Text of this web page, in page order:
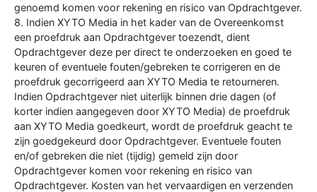
genoemd komen voor rekening en risico van Opdrachtgever.
8. Indien XYTO Media in het kader van de Overeenkomst
een proefdruk aan Opdrachtgever toezendt, dient
Opdrachtgever deze per direct te onderzoeken en goed te
keuren of eventuele fouten/gebreken te corrigeren en de
proefdruk gecorrigeerd aan XYTO Media te retourneren.
Indien Opdrachtgever niet uiterlijk binnen drie dagen (of
korter indien aangegeven door XYTO Media) de proefdruk
aan XYTO Media goedkeurt, wordt de proefdruk geacht te
zijn goedgekeurd door Opdrachtgever. Eventuele fouten
en/of gebreken die niet (tijdig) gemeld zijn door
Opdrachtgever komen voor rekening en risico van
Opdrachtgever. Kosten van het vervaardigen en verzenden